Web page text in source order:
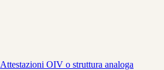
Attestazioni OIV o struttura analoga